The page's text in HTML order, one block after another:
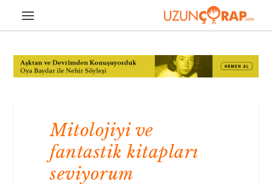
Mitolojiyi ve
fantastik kitapları
seviyorum